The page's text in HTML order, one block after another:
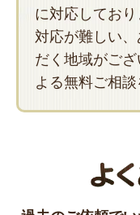
に対応してお
対応が難しい
だく地域がご
よる無料ご相談